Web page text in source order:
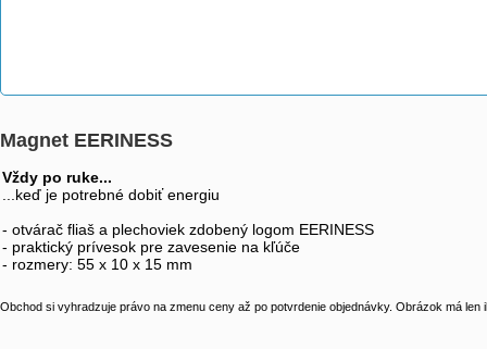
Magnet EERINESS
Vždy po ruke...
...keď je potrebné dobiť energiu
- otvárač fliaš a plechoviek zdobený logom EERINESS
- praktický prívesok pre zavesenie na kľúče
- rozmery: 55 x 10 x 15 mm
Obchod si vyhradzuje právo na zmenu ceny až po potvrdenie objednávky. Obrázok má len